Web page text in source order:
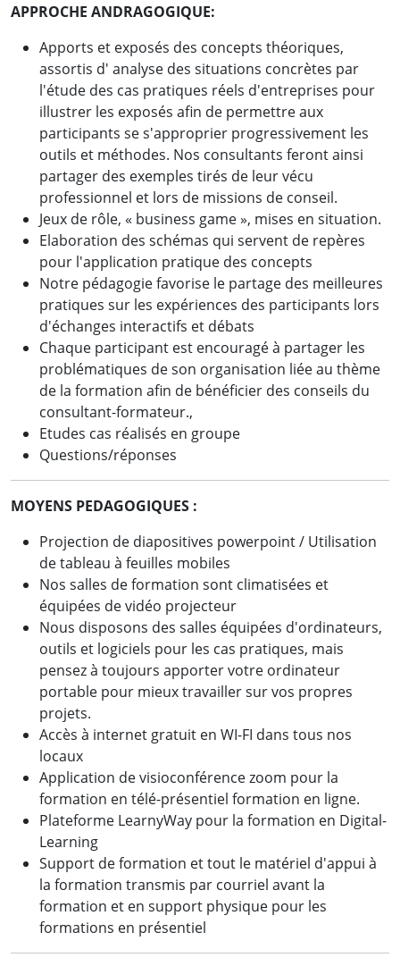
APPROCHE ANDRAGOGIQUE:
Apports et exposés des concepts théoriques,
assortis d' analyse des situations concrètes par
l'étude des cas pratiques réels d'entreprises pour
illustrer les exposés afin de permettre aux
participants se s'approprier progressivement les
outils et méthodes. Nos consultants feront ainsi
partager des exemples tirés de leur vécu
professionnel et lors de missions de conseil.
Jeux de rôle, « business game », mises en situation.
Elaboration des schémas qui servent de repères
pour l'application pratique des concepts
Notre pédagogie favorise le partage des meilleures
pratiques sur les expériences des participants lors
d'échanges interactifs et débats
Chaque participant est encouragé à partager les
problématiques de son organisation liée au thème
de la formation afin de bénéficier des conseils du
consultant-formateur.,
Etudes cas réalisés en groupe
Questions/réponses
MOYENS PEDAGOGIQUES :
Projection de diapositives powerpoint / Utilisation
de tableau à feuilles mobiles
Nos salles de formation sont climatisées et
équipées de vidéo projecteur
Nous disposons des salles équipées d'ordinateurs,
outils et logiciels pour les cas pratiques, mais
pensez à toujours apporter votre ordinateur
portable pour mieux travailler sur vos propres
projets.
Accès à internet gratuit en WI-FI dans tous nos
locaux
Application de visioconférence zoom pour la
formation en télé-présentiel formation en ligne.
Plateforme LearnyWay pour la formation en Digital-
Learning
Support de formation et tout le matériel d'appui à
la formation transmis par courriel avant la
formation et en support physique pour les
formations en présentiel